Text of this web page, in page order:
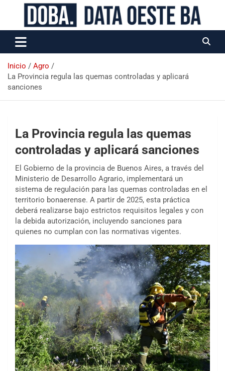
Data Oeste BA
Inicio
Agro
La Provincia regula las quemas controladas y aplicará
sanciones
La Provincia regula las quemas
controladas y aplicará sanciones
El Gobierno de la provincia de Buenos Aires, a través del
Ministerio de Desarrollo Agrario, implementará un
sistema de regulación para las quemas controladas en el
territorio bonaerense. A partir de 2025, esta práctica
deberá realizarse bajo estrictos requisitos legales y con
la debida autorización, incluyendo sanciones para
quienes no cumplan con las normativas vigentes.